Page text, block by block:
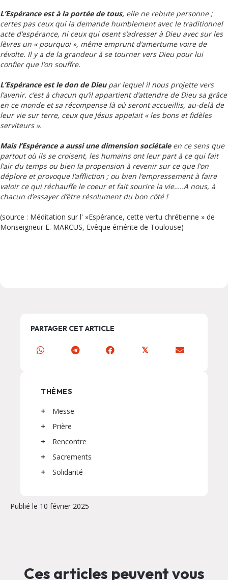
L’Espérance est à la portée de tous, elle ne rebute personne ;
certes pas ceux qui la demande humblement avec le traditionnel
acte d’espérance, ni ceux qui osent s’adresser à Dieu avec sur les
lèvres un « pourquoi », même emprunt d’amertume voire de
révolte. Il y a de la grandeur à se tourner vers Dieu pour lui
confier que l’on souffre.
L’Espérance est le don de Dieupar lequel il nous projette vers
l’avenir. c’est à chacun qu’il appartient d’attendre de Dieu sa grâce
en ce monde et sa récompense là où seront accueillis, au-delà de
leur vie sur terre, ceux que Jésus appelait « les bons et fidèles
serviteurs ».
Mais l’Espérance a aussi une dimension sociétaleen ce sens que
partout où ils se croisent, les humains ont leur part à ce qui fait
l’air du temps ou bien la propension à revenir sur ce que l’on
déplore et provoque l’affliction ; ou bien l’empressement à faire
valoir ce qui réchauffe le coeur et fait sourire la vie…..A nous, à
chacun d’essayer d’être résolument du bon côté !
(source : Méditation sur l' »Espérance, cette vertu chrétienne » de
Monseigneur E. MARCUS, Evêque émérite de Toulouse)
PARTAGER CET ARTICLE
𝕏
THÈMES
Messe
Prière
Rencontre
Sacrements
Solidarité
Publié le 10 février 2025
Ces articles peuvent vous